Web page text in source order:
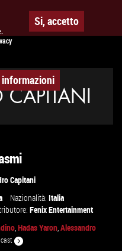
Si, accetto
CAPITANI
Capitani
Nazionalità:Italia
Fenix Entertainment
,Hadas Yaron,Alessandro